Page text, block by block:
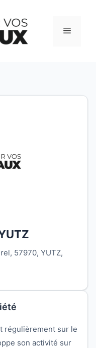
Menu
57970, YUTZ,
régulièrement sur le
son activité sur